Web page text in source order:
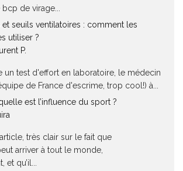
de virage...
et seuils ventilatoires : comment les
utiliser ?
P.
un test d'effort en laboratoire, le médecin
de France d'escrime, trop cool!) à...
est l’influence du sport ?
très clair sur le fait que
arriver à tout le monde,
qu’il...